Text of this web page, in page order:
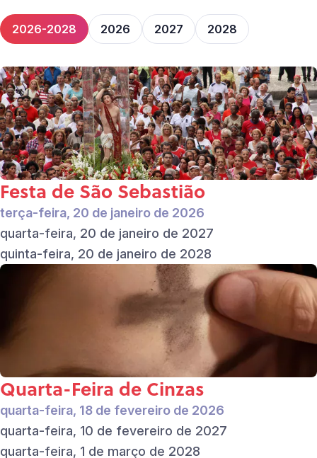
2026-2028 2026 2027 2028
Festa de São Sebastião
terça-feira, 20 de janeiro de 2026
quarta-feira, 20 de janeiro de 2027
quinta-feira, 20 de janeiro de 2028
Quarta-Feira de Cinzas
quarta-feira, 18 de fevereiro de 2026
quarta-feira, 10 de fevereiro de 2027
quarta-feira, 1 de março de 2028